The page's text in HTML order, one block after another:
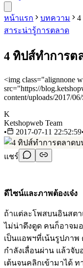
หน้าแรก บทความ
สาระน่ารู้การตลาด
4 ทิปส์ทำการต
<img class="alignnone
src="https://
content/uploads/2017/
K
Ketshopweb Team
•
2017-07-11 22:52:59
แชร์
ดีไซน์และภาพต้องเจ๋ง
ถ้าแต่ละโพสบนอินสต
ไม่น่าดึงดูด คนก็อาจม
เป็นแอพฯที่เน้นรูปภา
กำลังเลื่อนผ่าน แล้วจั
เต้นจนคลิกเข้ามาได้